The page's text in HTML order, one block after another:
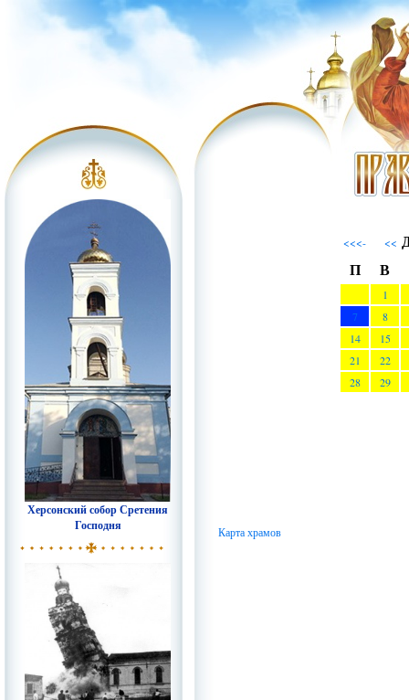
Херсонский собор Сретения
Господня
<<<- <<
П
В
1
7
8
14
15
21
22
28
29
Карта храмов